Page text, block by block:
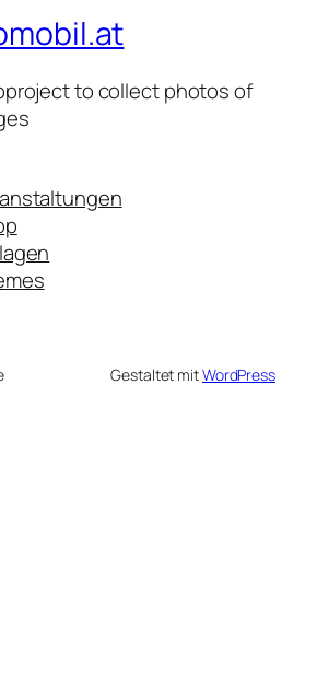
to collect photos of
Gestaltet mitWordPress